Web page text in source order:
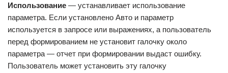
Использование — устанавливает использование
параметра. Если установлено Авто и параметр
используется в запросе или выражениях, а пользователь
перед формированием не установит галочку около
параметра — отчет при формировании выдаст ошибку.
Пользователь может установить эту галочку